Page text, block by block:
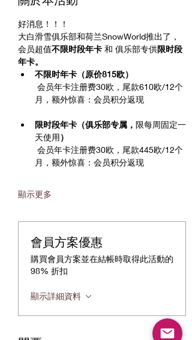
好消息！！！
大白滑雪俱乐部和荷兰SnowWorld推出了，
会员超值不限时段年卡 和 俱乐部专供限时段
年卡。
不限时年卡（原价815欧）
月，额外惊喜：会员积分返现
限时段年卡（俱乐部专属， 限每周固定一
天使用）
月，额外惊喜：会员积分返现
顯示更多
會員方案優惠
購買會員方案並在結帳時取得此活動的
98% 折扣
顯示詳細資料